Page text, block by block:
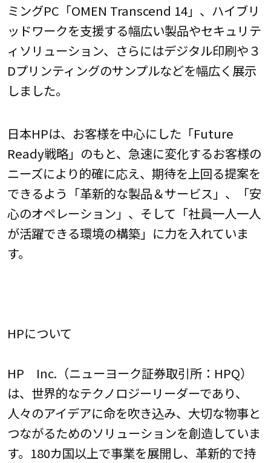
ミングPC「OMEN Transcend 14」、ハイブリ
ッドワークを支援する幅広い製品やセキュリテ
ィソリューション、さらにはデジタル印刷や３
Dプリンティングのサンプルなどを幅広く展示
しました。
日本HPは、お客様を中心にした「Future
Ready戦略」のもと、急速に変化するお客様の
ニーズにより的確に応え、期待を上回る提案を
できるよう「革新的な製品＆サービス」、「安
心のオペレーション」、そして「社員一人一人
が活躍できる環境の構築」に力を入れていま
す。
HPについて
HP Inc.（ニューヨーク証券取引所：HPQ）
は、世界的なテクノロジーリーダーであり、
人々のアイデアに命を吹き込み、大切な物事と
つながるためのソリューションを創造していま
す。180カ国以上で事業を展開し、革新的で持